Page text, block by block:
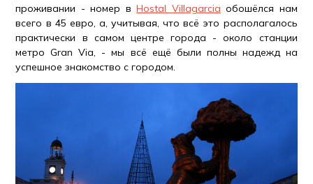
проживании - номер вHostal Villagarcia обошёлся нам
всего в 45 евро, а, учитывая, что всё это располагалось
практически в самом центре города - около станции
метро Gran Via, - мы всё ещё были полны надежд на
успешное знакомство с городом.